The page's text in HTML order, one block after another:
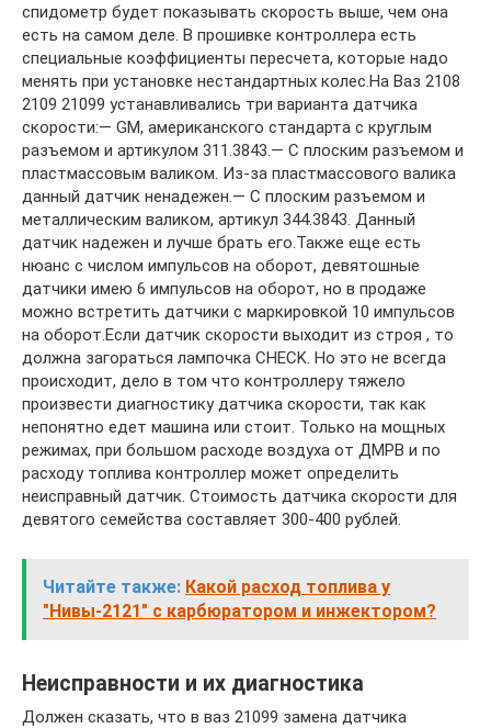
спидометр будет показывать скорость выше, чем она
есть на самом деле. В прошивке контроллера есть
специальные коэффициенты пересчета, которые надо
менять при установке нестандартных колес.На Ваз 2108
2109 21099 устанавливались три варианта датчика
скорости:— GM, американского стандарта с круглым
разъемом и артикулом 311.3843.— С плоским разъемом и
пластмассовым валиком. Из-за пластмассового валика
данный датчик ненадежен.— С плоским разъемом и
металлическим валиком, артикул 344.3843. Данный
датчик надежен и лучше брать его.Также еще есть
нюанс с числом импульсов на оборот, девятошные
датчики имею 6 импульсов на оборот, но в продаже
можно встретить датчики с маркировкой 10 импульсов
на оборот.Если датчик скорости выходит из строя , то
должна загораться лампочка CHECK. Но это не всегда
происходит, дело в том что контроллеру тяжело
произвести диагностику датчика скорости, так как
непонятно едет машина или стоит. Только на мощных
режимах, при большом расходе воздуха от ДМРВ и по
расходу топлива контроллер может определить
неисправный датчик. Стоимость датчика скорости для
девятого семейства составляет 300-400 рублей.
Читайте также: Какой расход топлива у
"Нивы-2121" с карбюратором и инжектором?
Неисправности и их диагностика
Должен сказать, что в ваз 21099 замена датчика